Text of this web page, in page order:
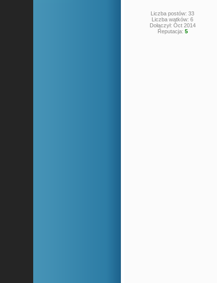
Liczba postów: 33
Liczba wątków: 6
Dołączył: Oct 2014
Reputacja: 5